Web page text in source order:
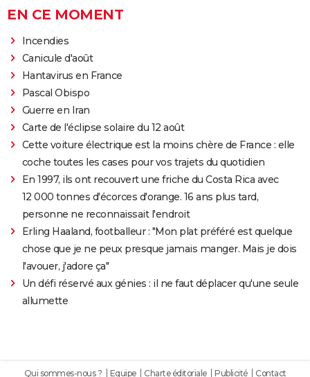
EN CE MOMENT
Incendies
Canicule d'août
Hantavirus en France
Pascal Obispo
Guerre en Iran
Carte de l'éclipse solaire du 12 août
Cette voiture électrique est la moins chère de France : elle
coche toutes les cases pour vos trajets du quotidien
En 1997, ils ont recouvert une friche du Costa Rica avec
12 000 tonnes d'écorces d'orange. 16 ans plus tard,
personne ne reconnaissait l'endroit
Erling Haaland, footballeur : "Mon plat préféré est quelque
chose que je ne peux presque jamais manger. Mais je dois
l'avouer, j'adore ça"
Un défi réservé aux génies : il ne faut déplacer qu'une seule
allumette
Qui sommes-nous ? Equipe Charte éditoriale Publicité Contact